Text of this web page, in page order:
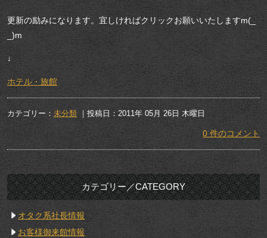
更新の励みになります。宜しければクリックお願いいたしますm(_
_)m
↓
ホテル・旅館
カテゴリー： 未分類 ｜投稿日：2011年 05月 26日 木曜日
0 件のコメント
カテゴリー／CATEGORY
オタク系社長情報
お客様御来館情報